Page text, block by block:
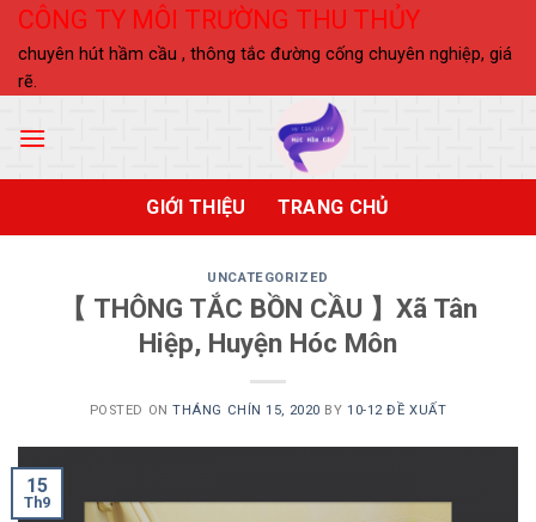
Skip
content
CÔNG TY MÔI TRƯỜNG THU THỦY
chuyên hút hầm cầu , thông tắc đường cống chuyên nghiệp, giá
rẽ.
GIỚI THIỆU TRANG CHỦ
UNCATEGORIZED
【 THÔNG TẮC BỒN CẦU 】Xã Tân
Hiệp, Huyện Hóc Môn
POSTED ONTHÁNG CHÍN 15, 2020 BY10-12 ĐỀ XUẤT
15
Th9